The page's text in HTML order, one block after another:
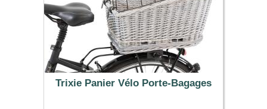
Trixie Panier Vélo Porte-Bagages